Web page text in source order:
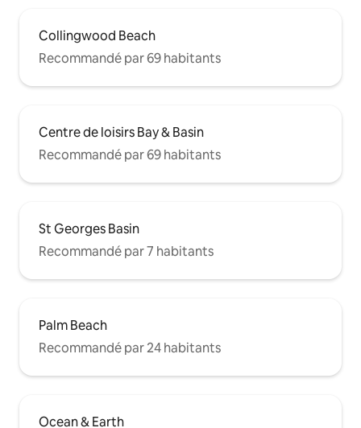
Collingwood Beach
Recommandé par 69 habitants
Centre de loisirs Bay & Basin
Recommandé par 69 habitants
St Georges Basin
Recommandé par 7 habitants
Palm Beach
Recommandé par 24 habitants
Ocean & Earth